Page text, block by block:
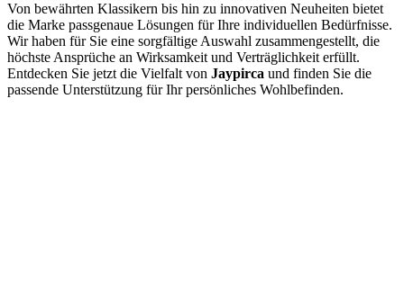
Von bewährten Klassikern bis hin zu innovativen Neuheiten bietet
die Marke passgenaue Lösungen für Ihre individuellen Bedürfnisse.
Wir haben für Sie eine sorgfältige Auswahl zusammengestellt, die
höchste Ansprüche an Wirksamkeit und Verträglichkeit erfüllt.
Entdecken Sie jetzt die Vielfalt von Jaypirca und finden Sie die
passende Unterstützung für Ihr persönliches Wohlbefinden.